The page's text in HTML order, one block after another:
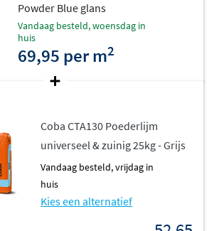
Powder Blue glans
vandaag besteld, woensdag in
huis
69,95 per m2
Coba CTA130 Poederlijm
universeel & zuinig 25kg - Grijs
vandaag besteld, vrijdag in
huis
Kies een alternatief